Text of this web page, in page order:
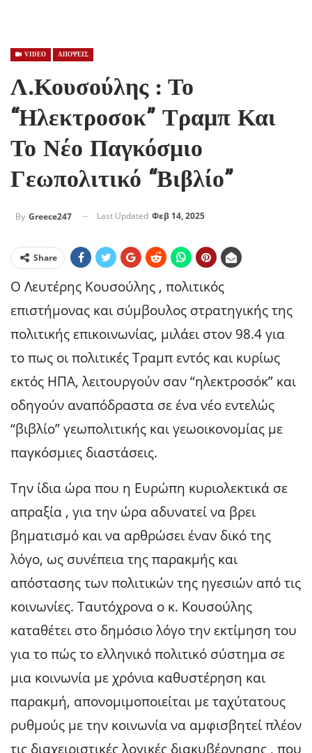
VIDEO ΑΠΟΨΕΙΣ
Λ.Κουσούλης : Το
“ηλεκτροσοκ” Τραμπ Και
Το Νέο Παγκόσμιο
Γεωπολιτικό “βιβλίο”
By Greece247 Last Updated Φεβ 14, 2025
Share
Ο Λευτέρης Κουσούλης , πολιτικός
επιστήμονας και σύμβουλος στρατηγικής της
πολιτικής επικοινωνίας, μιλάει στον 98.4 για
το πως οι πολιτικές Τραμπ εντός και κυρίως
εκτός ΗΠΑ, λειτουργούν σαν “ηλεκτροσόκ” και
οδηγούν αναπόδραστα σε ένα νέο εντελώς
“βιβλίο” γεωπολιτικής και γεωοικονομίας με
παγκόσμιες διαστάσεις.
Την ίδια ώρα που η Ευρώπη κυριολεκτικά σε
απραξία , για την ώρα αδυνατεί να βρει
βηματισμό και να αρθρώσει έναν δικό της
λόγο, ως συνέπεια της παρακμής και
απόστασης των πολιτικών της ηγεσιών από τις
κοινωνίες. Ταυτόχρονα ο κ. Κουσούλης
καταθέτει στο δημόσιο λόγο την εκτίμηση του
για το πώς το ελληνικό πολιτικό σύστημα σε
μια κοινωνία με χρόνια καθυστέρηση και
παρακμή, απονομιμοποιείται με ταχύτατους
ρυθμούς με την κοινωνία να αμφισβητεί πλέον
τις διαχειριστικές λογικές διακυβέρνησης , που